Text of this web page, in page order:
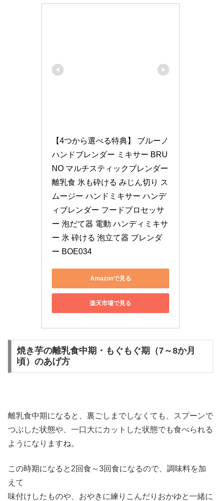
【4つから選べる特典】 ブルーノ
ハンドブレンダー ミキサー BRU
NO マルチスティックブレンダー
離乳食 氷も砕ける みじん切り ス
ムージー ハンドミキサー ハンデ
ィブレンダー フードプロセッサ
ー 泡だて器 電動 ハンディミキサ
ー 氷 砕ける 泡立て器 ブレンダ
ー BOE034
Amazonで見る
楽天市場で見る
焼き芋の離乳食中期・もぐもぐ期（7～8か月
頃）のあげ方
離乳食中期になると、裏ごしまでしなくても、スプーンで
つぶした状態や、一口大にカットした状態でも食べられる
ようになりますね。
この時期になると2回食～3回食になるので、調味料を加
えて
味付けしたものや、おやきに練りこんだりおかゆと一緒に